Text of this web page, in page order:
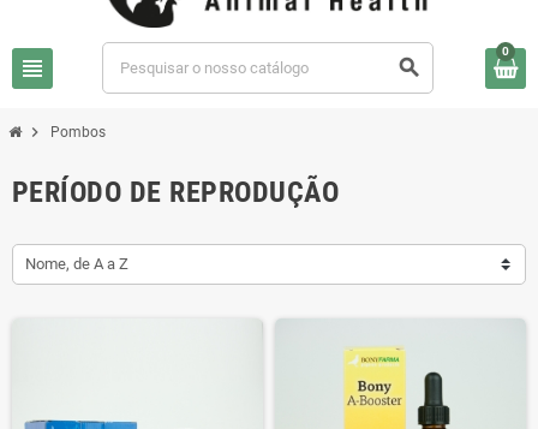
view_headline search
0
chevron_right Pombos
PERÍODO DE REPRODUÇÃO
Nome, de A a Z